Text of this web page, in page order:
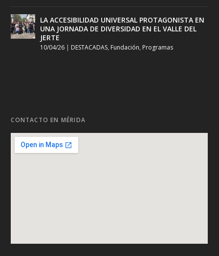
LA ACCESIBILIDAD UNIVERSAL PROTAGONISTA EN
UNA JORNADA DE DIVERSIDAD EN EL VALLE DEL
JERTE
10/04/26 | DESTACADAS, Fundación, Programas
CONTACTO EN MÉRIDA